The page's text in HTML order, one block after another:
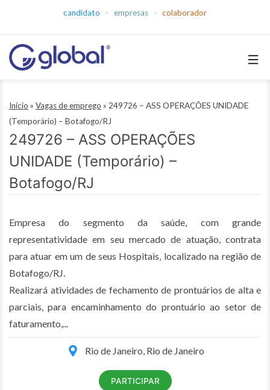
conteúdo
candidato empresas colaborador
Empregos
Início » Vagas de emprego » 249726 – ASS OPERAÇÕES UNIDADE
(Temporário) – Botafogo/RJ
249726 – ASS OPERAÇÕES
UNIDADE (Temporário) –
Botafogo/RJ
Empresa do segmento da saúde, com grande
representatividade em seu mercado de atuação, contrata
para atuar em um de seus Hospitais, localizado na região de
Botafogo/RJ.
Realizará atividades de fechamento de prontuários de alta e
parciais, para encaminhamento do prontuário ao setor de
faturamento,...
Rio de Janeiro, Rio de Janeiro
PARTICIPAR